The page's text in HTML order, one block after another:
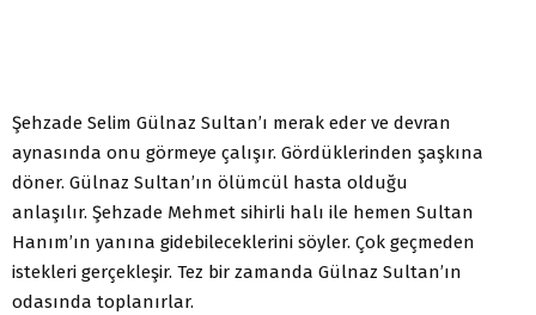
Şehzade Selim Gülnaz Sultan’ı merak eder ve devran
aynasında onu görmeye çalışır. Gördüklerinden şaşkına
döner. Gülnaz Sultan’ın ölümcül hasta olduğu
anlaşılır. Şehzade Mehmet sihirli halı ile hemen Sultan
Hanım’ın yanına gidebileceklerini söyler. Çok geçmeden
istekleri gerçekleşir. Tez bir zamanda Gülnaz Sultan’ın
odasında toplanırlar.